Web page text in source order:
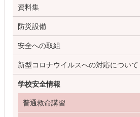
資料集
防災設備
安全への取組
新型コロナウイルスへの対応について
学校安全情報
普通救命講習